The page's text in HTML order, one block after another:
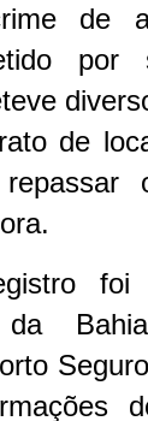
de
por
de
foi
da